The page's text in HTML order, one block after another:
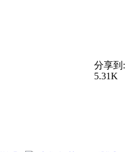
分享到:
5.31K